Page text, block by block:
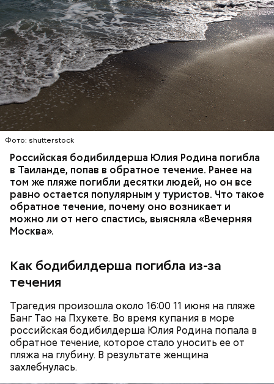
Фото: shutterstock
Российская бодибилдерша Юлия Родина погибла
в Таиланде, попав в обратное течение. Ранее на
том же пляже погибли десятки людей, но он все
равно остается популярным у туристов. Что такое
обратное течение, почему оно возникает и
можно ли от него спастись, выясняла «Вечерняя
Москва».
Как бодибилдерша погибла из-за
течения
Трагедия произошла около 16:00 11 июня на пляже
Банг Тао на Пхукете. Во время купания в море
российская бодибилдерша Юлия Родина попала в
обратное течение, которое стало уносить ее от
пляжа на глубину. В результате женщина
захлебнулась.
Приговор Гасанову
Гасанов так и не вернулся в Россию и участвовал в
судебных разбирательствах заочно через своего
завершилось предварительное расследование —
мужчину обвинили лишь в отмывании денег. В июле
прокурорзапросил для блогерашесть лет лишения
свободы. Но суд «сжалился» над инфлюенсером.
Гасанова в «Москве-Сити», проданную третьему
лицу, конфисковали.
Например, сначала он обвинял в отравлении друга
«недоброжелателей», потом признал вину, а еще
через некоторое время назвал смерть приятеля
случайностью. В январе 2026 года он извинился
перед жертвами.
— Я хотел бы принести свои глубочайшие,
искренние извинения всем людям, которые
физически или душевно пострадали от моих
действий или недействий. Особенно тем, которые
потеряли родного, близкого человека. Молюсь и
надеюсь, что когда-нибудь их душевные раны
смогут зажить, —